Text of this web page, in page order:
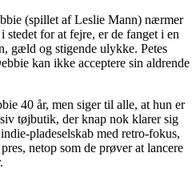
(spillet af Leslie Mann) nærmer
stedet for at fejre, er de fanget i en
gæld og stigende ulykke. Petes
kan ikke acceptere sin aldrende
40 år, men siger til alle, at hun er
tøjbutik, der knap nok klarer sig
pladeselskab med retro-fokus,
netop som de prøver at lancere